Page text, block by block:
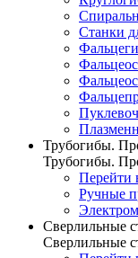
Станки
Трубогибы.
Трубогибы.
Перейти
Ручные
Сверлильные
Сверлильные